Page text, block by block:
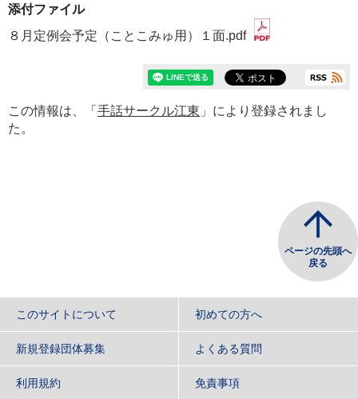
添付ファイル
８月定例会予定（ことこみゅ用）１面.pdf
この情報は、「 手話サークル江東 」により登録されまし
た。
ページの先頭へ
戻る
このサイトについて 初めての方へ
新規登録団体募集 よくある質問
利用規約 免責事項